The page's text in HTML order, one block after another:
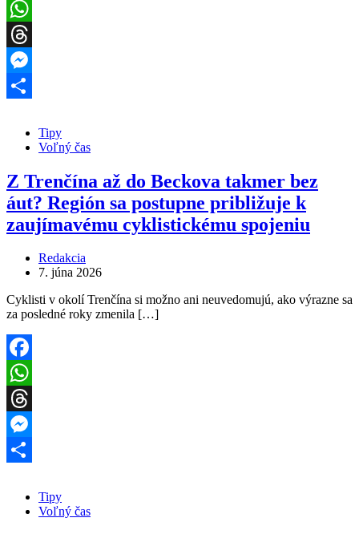
Facebook
WhatsApp
Threads
Messenger
Tipy
Voľný čas
Z Trenčína až do Beckova takmer bez
áut? Región sa postupne približuje k
zaujímavému cyklistickému spojeniu
Redakcia
7. júna 2026
Cyklisti v okolí Trenčína si možno ani neuvedomujú, ako výrazne sa
za posledné roky zmenila […]
Facebook
WhatsApp
Threads
Messenger
Tipy
Voľný čas